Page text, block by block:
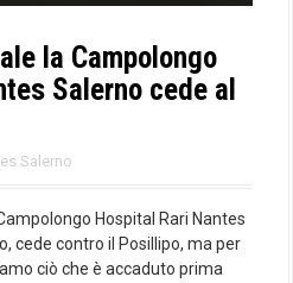
la Campolongo
Salerno cede al
Salerno
Hospital Rari Nantes
cede contro il Posillipo, ma per
ciò che è accaduto prima